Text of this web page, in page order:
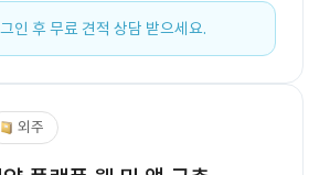
인 후 무료 견적 상담 받으세요.
외주